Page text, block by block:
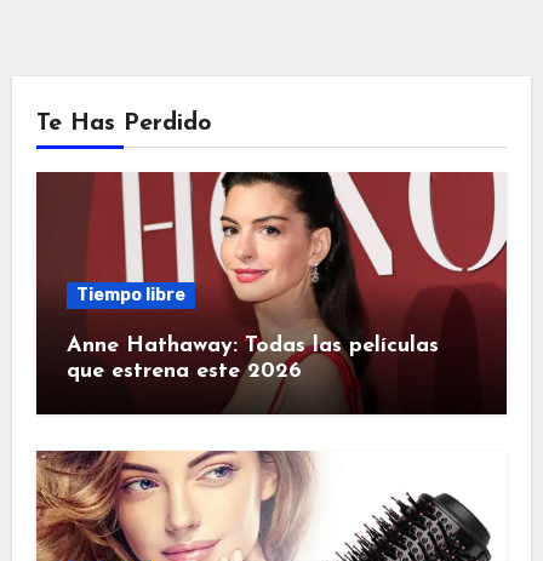
Te Has Perdido
Tiempo libre
Anne Hathaway: Todas las películas
que estrena este 2026